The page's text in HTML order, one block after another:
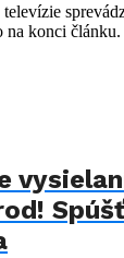
konci článku.